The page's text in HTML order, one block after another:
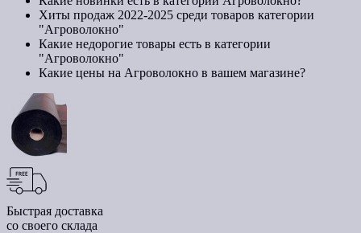
Хиты продаж 2022-2025 среди товаров категории
"Агроволокно"
Какие недорогие товары есть в категории
"Агроволокно"
Какие цены на Агроволокно в вашем магазине?
Быстрая доставка
со своего склада